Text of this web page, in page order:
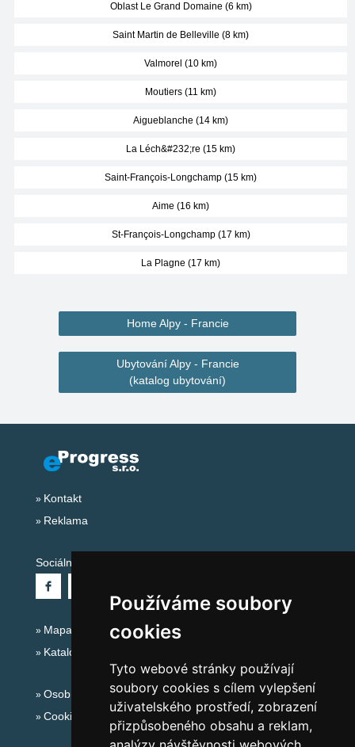
Používáme soubory
cookies
Tyto webové stránky používají
soubory cookies s cílem vylepšení
uživatelského prostředí, zobrazení
přizpůsobeného obsahu a reklam,
Oblast Le Grand Domaine (6 km)
Saint Martin de Belleville (8 km)
Valmorel (10 km)
Moutiers (11 km)
Aigueblanche (14 km)
La Léch&#232;re (15 km)
Saint-François-Longchamp (15 km)
Aime (16 km)
St-François-Longchamp (17 km)
La Plagne (17 km)
Home Alpy - Francie
Ubytování Alpy - Francie
(katalog ubytování)
Kontakt
Reklama
Sociální sítě:
Mapa serveru Alpy - Francie
Katalog ubytování
Osobní údaje
Cookies